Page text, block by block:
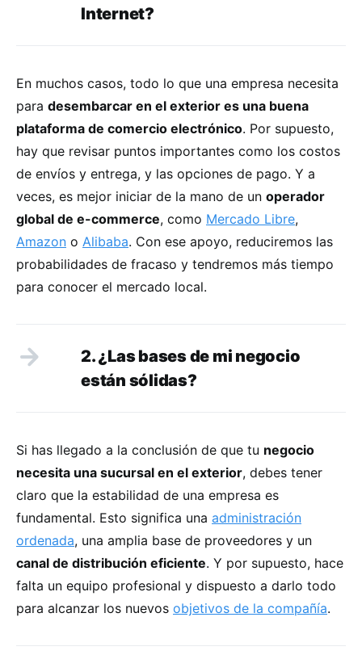
Internet?
En muchos casos, todo lo que una empresa necesita
para desembarcar en el exterior es una buena
plataforma de comercio electrónico. Por supuesto,
hay que revisar puntos importantes como los costos
de envíos y entrega, y las opciones de pago. Y a
veces, es mejor iniciar de la mano de un operador
global de e-commerce, como Mercado Libre,
Amazon o Alibaba. Con ese apoyo, reduciremos las
probabilidades de fracaso y tendremos más tiempo
para conocer el mercado local.
2. ¿Las bases de mi negocio
están sólidas?
Si has llegado a la conclusión de que tu negocio
necesita una sucursal en el exterior, debes tener
claro que la estabilidad de una empresa es
fundamental. Esto significa una administración
ordenada, una amplia base de proveedores y un
canal de distribución eficiente. Y por supuesto, hace
falta un equipo profesional y dispuesto a darlo todo
para alcanzar los nuevos objetivos de la compañía.